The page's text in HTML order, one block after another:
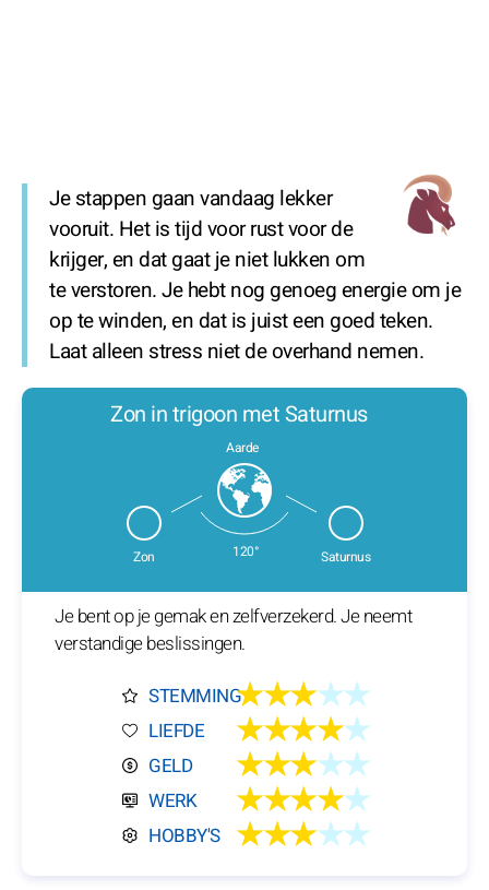
Je stappen gaan vandaag lekker
vooruit. Het is tijd voor rust voor de
krijger, en dat gaat je niet lukken om
te verstoren. Je hebt nog genoeg energie om je
op te winden, en dat is juist een goed teken.
Laat alleen stress niet de overhand nemen.
Zon in trigoon met Saturnus
Aarde
Zon Saturnus
120°
Je bent op je gemak en zelfverzekerd. Je neemt
verstandige beslissingen.
STEMMING★★★★★
LIEFDE ★★★★★
GELD ★★★★★
WERK ★★★★★
HOBBY'S ★★★★★